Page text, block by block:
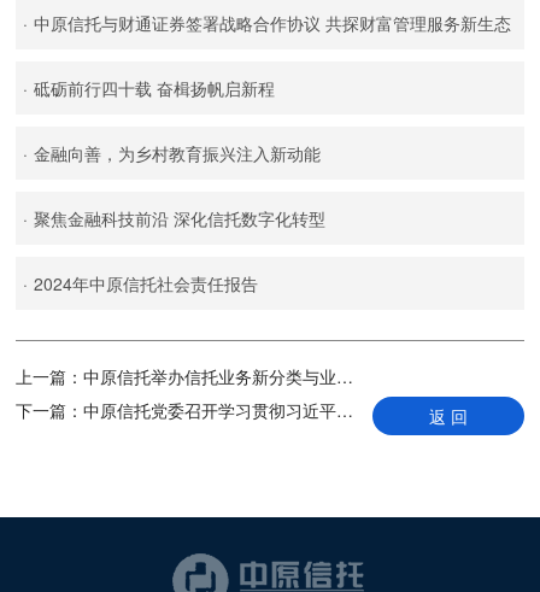
· 中原信托与财通证券签署战略合作协议 共探财富管理服务新生态
· 砥砺前行四十载 奋楫扬帆启新程
· 金融向善，为乡村教育振兴注入新动能
· 聚焦金融科技前沿 深化信托数字化转型
· 2024年中原信托社会责任报告
上一篇：中原信托举办信托业务新分类与业务前瞻专题培训
下一篇：中原信托党委召开学习贯彻习近平新时代中国特色社会主义思想主题教育读书班学习交流会 返 回